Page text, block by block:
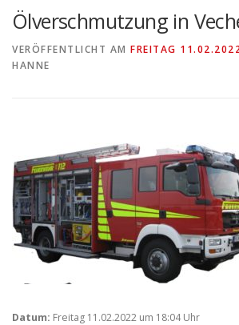
Meine Feuerwehr
Ölverschmutzung in
VERÖFFENTLICHT AM FREITAG
HANNE
Datum: Freitag 11.02.2022 um 18:04 Uhr